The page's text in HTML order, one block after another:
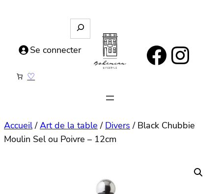
https://www.facebook.com/bohemianlifestyle.be Instagram
e
c
e
Se connecter
♡
Accueil/Art de la table / Divers / Black Chubbie
Moulin Sel ou Poivre – 12cm